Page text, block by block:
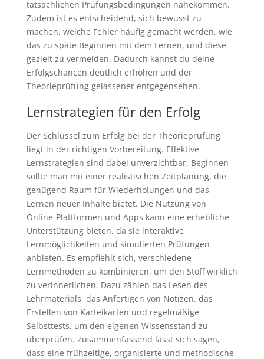
tatsächlichen Prüfungsbedingungen nahekommen.
Zudem ist es entscheidend, sich bewusst zu
machen, welche Fehler häufig gemacht werden, wie
das zu späte Beginnen mit dem Lernen, und diese
gezielt zu vermeiden. Dadurch kannst du deine
Erfolgschancen deutlich erhöhen und der
Theorieprüfung gelassener entgegensehen.
Lernstrategien für den Erfolg
Der Schlüssel zum Erfolg bei der Theorieprüfung
liegt in der richtigen Vorbereitung. Effektive
Lernstrategien sind dabei unverzichtbar. Beginnen
sollte man mit einer realistischen Zeitplanung, die
genügend Raum für Wiederholungen und das
Lernen neuer Inhalte bietet. Die Nutzung von
Online-Plattformen und Apps kann eine erhebliche
Unterstützung bieten, da sie interaktive
Lernmöglichkeiten und simulierten Prüfungen
anbieten. Es empfiehlt sich, verschiedene
Lernmethoden zu kombinieren, um den Stoff wirklich
zu verinnerlichen. Dazu zählen das Lesen des
Lehrmaterials, das Anfertigen von Notizen, das
Erstellen von Karteikarten und regelmäßige
Selbsttests, um den eigenen Wissensstand zu
überprüfen. Zusammenfassend lässt sich sagen,
dass eine frühzeitige, organisierte und methodische